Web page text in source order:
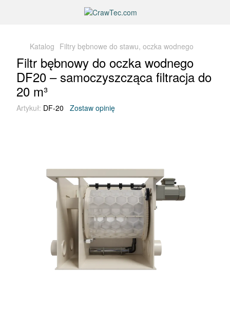
Katalog Filtry bębnowe do stawu, oczka wodnego
Filtr bębnowy do oczka wodnego
DF20 – samoczyszcząca filtracja do
20 m³
Artykuł: DF-20 Zostaw opinię